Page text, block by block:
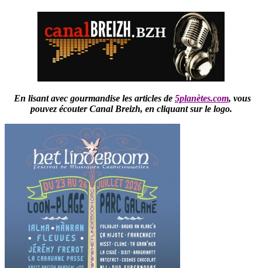
En lisant avec gourmandise les articles de 5planètes.com, vous
pouvez écouter Canal Breizh, en cliquant sur le logo.